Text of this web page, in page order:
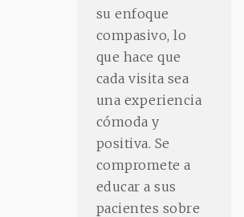
su enfoque
compasivo, lo
que hace que
cada visita sea
una experiencia
cómoda y
positiva. Se
compromete a
educar a sus
pacientes sobre